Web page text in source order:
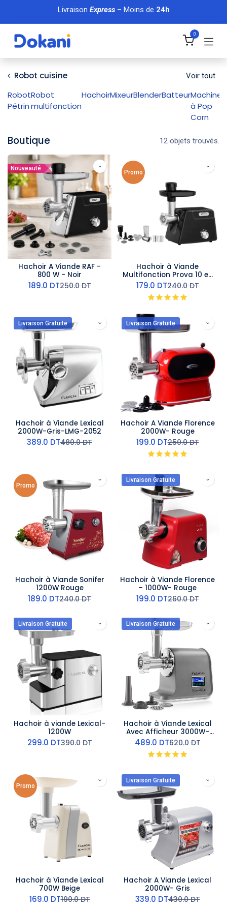
Se rendre au contenu
Livraison Express– Moins de 24h
0
Robot cuisine Voir tout
Robot
Pétrin
Robot
multifonction
HachoirMixeurBlenderBatteurMachine
à Pop
Corn
Boutique 12 objets trouvés.
Nouveauté
Hachoir A Viande RAF -
800 W - Noir
189.0 DT250.0DT
Promo
Hachoir à Viande
Multifonction Prova 10 en
1- 800W- Noir
179.0 DT240.0DT
Livraison Gratuite
Hachoir à Viande Lexical
2000W-Gris-LMG-2052
389.0 DT480.0DT
Livraison Gratuite
Hachoir A Viande Florence
2000W- Rouge
199.0 DT250.0DT
Promo
Hachoir à Viande Sonifer
1200W Rouge
189.0 DT240.0DT
Livraison Gratuite
Hachoir à Viande Florence
– 1000W- Rouge
199.0 DT260.0DT
Livraison Gratuite
Hachoir à viande Lexical-
1200W
299.0 DT390.0DT
Livraison Gratuite
Hachoir à Viande Lexical
Avec Afficheur 3000W-
Gris
489.0 DT620.0DT
Promo
Hachoir à Viande Lexical
700W Beige
169.0 DT190.0DT
Livraison Gratuite
Hachoir A Viande Lexical
2000W- Gris
339.0 DT430.0DT